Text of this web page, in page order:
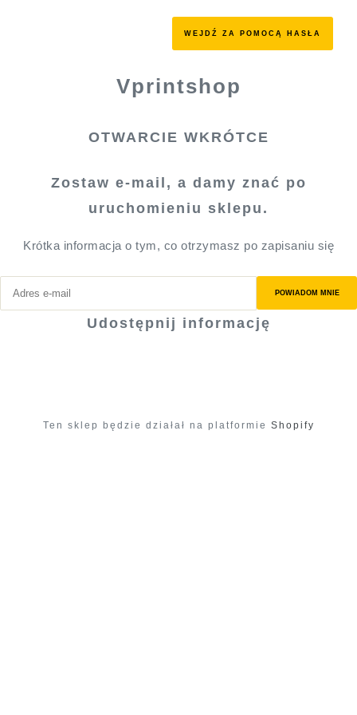
WEJDŹ ZA POMOCĄ HASŁA
Vprintshop
OTWARCIE WKRÓTCE
Zostaw e-mail, a damy znać po
uruchomieniu sklepu.
Krótka informacja o tym, co otrzymasz po zapisaniu się
POWIADOM MNIE
Udostępnij informację
Ten sklep będzie działał na platformie Shopify